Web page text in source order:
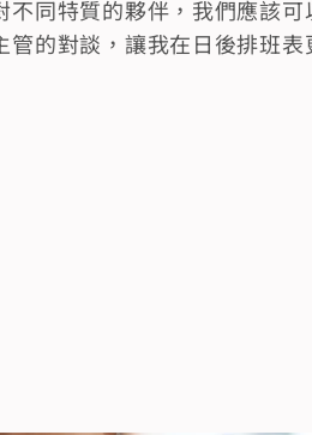
不同特質的夥伴，我們應該
管的對談，讓我在日後排班